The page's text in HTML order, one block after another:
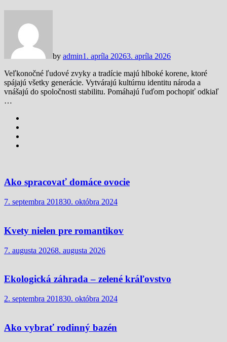
by admin1. apríla 20263. apríla 2026
Veľkonočné ľudové zvyky a tradície majú hlboké korene, ktoré
spájajú všetky generácie. Vytvárajú kultúrnu identitu národa a
vnášajú do spoločnosti stabilitu. Pomáhajú ľuďom pochopiť odkiaľ
…
Ako spracovať domáce ovocie
7. septembra 201830. októbra 2024
Kvety nielen pre romantikov
7. augusta 20268. augusta 2026
Ekologická záhrada – zelené kráľovstvo
2. septembra 201830. októbra 2024
Ako vybrať rodinný bazén